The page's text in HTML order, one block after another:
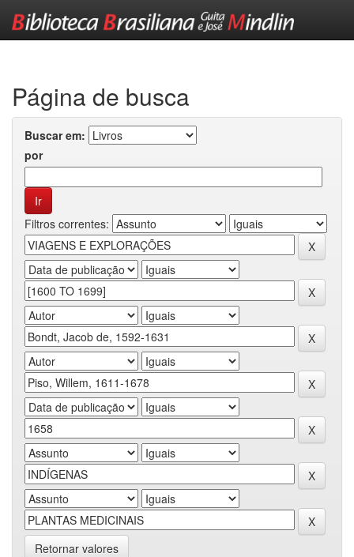
Página de busca
Buscar em:
por
Filtros correntes:
Retornar valores